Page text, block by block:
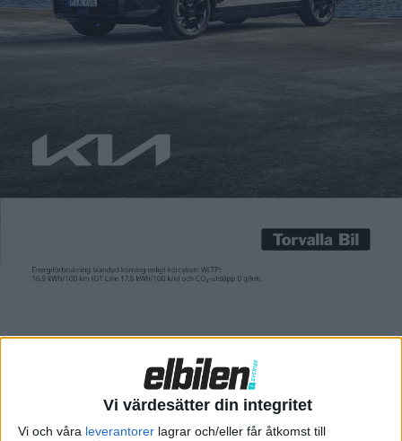
Vi värdesätter din integritet
Vi och våra leverantorer lagrar och/eller får åtkomst till
Carl Undéhn 20 aug 2021
stället för grafit som anod. Grafen har endast ett kolskikt och
leder därför strömmen snabbare än grafit. Fördelen med det är
svår […]
I början av året meddelade den kinesiska tillverkaren GAC, eller
”banbrytande framsteg” med batterier som använder grafen i
svår att tillverka. GAC säger sig ha utvecklat en ny metod som
de kallar för ”3DG”, en förkortning för tredimensionalt grafen,
som ska göra produktionen både enklare och billigare.